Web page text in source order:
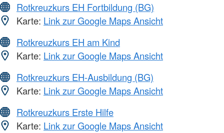
Rotkreuzkurs EH Fortbildung (BG)
Karte: Link zur Google Maps Ansicht
Rotkreuzkurs EH am Kind
Karte: Link zur Google Maps Ansicht
Rotkreuzkurs EH-Ausbildung (BG)
Karte: Link zur Google Maps Ansicht
Rotkreuzkurs Erste Hilfe
Karte: Link zur Google Maps Ansicht